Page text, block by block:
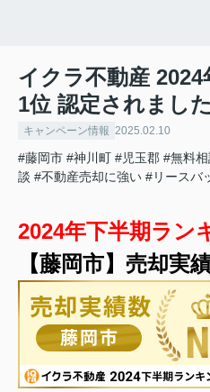
イクラ不動産
1位 認定されました
キャンペーン情報 2025.02.10
#藤岡市 #神川町 #児玉郡 #無料相
談 #不動産売却に強い #リースバ
2024年下半期ラ
【藤岡市】売却実